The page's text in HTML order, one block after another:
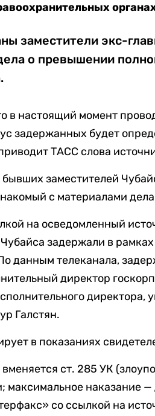
заместители экс-
о превышении
в настоящий момент
задержанных будет
ТАСС слова
заместителей
с материалами
на осведомленный
задержали в
данным телеканала,
директор
Галстян.
в показаниях
ст. 285 УК
максимальное наказание
со ссылкой на